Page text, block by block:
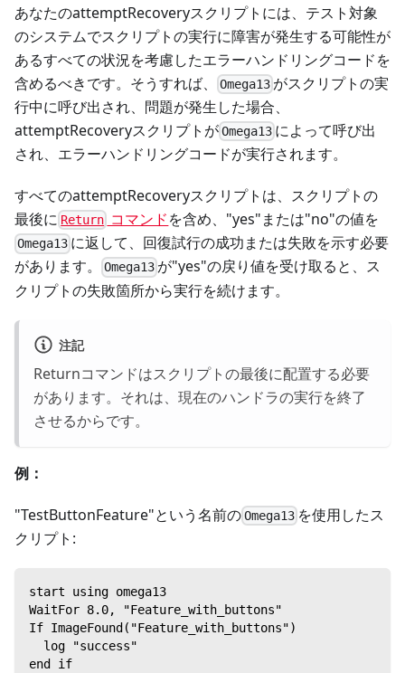
あなたのattemptRecoveryスクリプトには、テスト対象
のシステムでスクリプトの実行に障害が発生する可能性が
あるすべての状況を考慮したエラーハンドリングコードを
含めるべきです。そうすれば、
Omega13 がスクリプトの実
行中に呼び出され、問題が発生した場合、
attemptRecoveryスクリプトがOmega13 によって呼び出
され、エラーハンドリングコードが実行されます。
すべてのattemptRecoveryスクリプトは、スクリプトの
最後に Return コマンドを含め、"yes"または"no"の値を
Omega13 に返して、回復試行の成功または失敗を示す必要
があります。
Omega13 が"yes"の戻り値を受け取ると、ス
クリプトの失敗箇所から実行を続けます。
注記
Returnコマンドはスクリプトの最後に配置する必要
があります。それは、現在のハンドラの実行を終了
させるからです。
例：
"TestButtonFeature"という名前のOmega13 を使用したス
クリプト:
start using omega13
WaitFor 8.0, "Feature_with_buttons"
If ImageFound("Feature_with_buttons")
  log "success"
end if